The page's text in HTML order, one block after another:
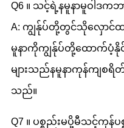
Q6 ။ သင့်ရဲ့နမူနာမူဝါဒက
A: ကျွန်ုပ်တို့တွင်သိုလှောင်ထ
မူနာကိုကျွန်ုပ်တို့ထောက်ပံ့
များသည်နမူနာကုန်ကျစရိ
သည်။
Q7 ။ ပစ္စည်းမပို့မီသင့်ကုန်ပ